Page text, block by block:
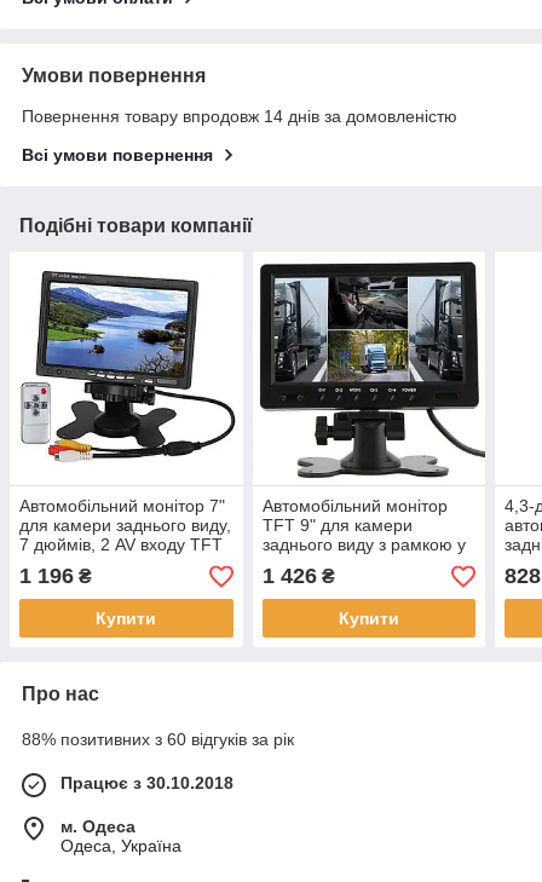
Умови повернення
Повернення товару впродовж 14 днів за домовленістю
Всі умови повернення
Подібні товари компанії
Автомобільний монітор 7"
для камери заднього виду,
7 дюймів, 2 AV входу TFT
1 196 ₴
Купити
Автомобільний монітор
TFT 9" для камери
заднього виду з рамкою у
монітор
1 426₴
Купити
4,3-
828
Про нас
88% позитивних з 60 відгуків за рік
Працює з 30.10.2018
м. Одеса
Одеса, Україна